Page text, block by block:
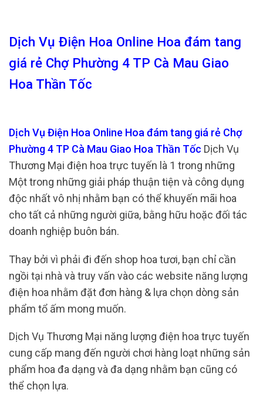
Dịch Vụ Điện Hoa Online Hoa đám tang
giá rẻ Chợ Phường 4 TP Cà Mau Giao
Hoa Thần Tốc
Dịch Vụ Điện Hoa Online Hoa đám tang giá rẻ Chợ
Phường 4 TP Cà Mau Giao Hoa Thần Tốc Dịch Vụ
Thương Mại điện hoa trực tuyến là 1 trong những
Một trong những giải pháp thuận tiện và công dụng
độc nhất vô nhị nhằm bạn có thể khuyến mãi hoa
cho tất cả những người giữa, bằng hữu hoặc đối tác
doanh nghiệp buôn bán.
Thay bởi vì phải đi đến shop hoa tươi, bạn chỉ cần
ngồi tại nhà và truy vấn vào các website năng lượng
điện hoa nhằm đặt đơn hàng & lựa chọn dòng sản
phẩm tổ ấm mong muốn.
Dịch Vụ Thương Mại năng lượng điện hoa trực tuyến
cung cấp mang đến người chơi hàng loạt những sản
phẩm hoa đa dạng và đa dạng nhằm bạn cũng có
thể chọn lựa.